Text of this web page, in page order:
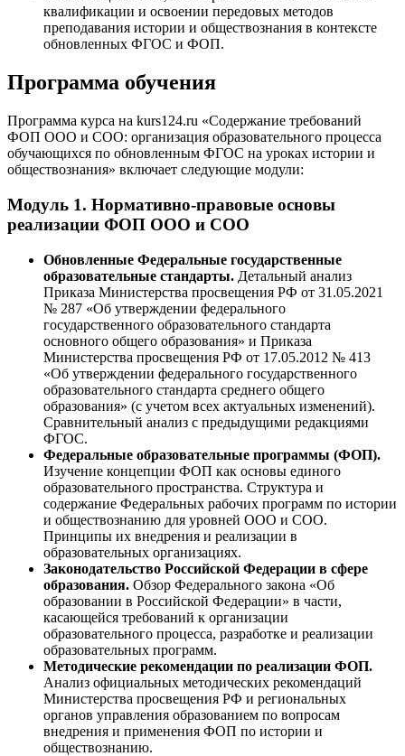
квалификации и освоении передовых методов
преподавания истории и обществознания в контексте
обновленных ФГОС и ФОП.
Программа обучения
Программа курса на kurs124.ru «Содержание требований
ФОП ООО и СОО: организация образовательного процесса
обучающихся по обновленным ФГОС на уроках истории и
обществознания» включает следующие модули:
Модуль 1. Нормативно-правовые основы
реализации ФОП ООО и СОО
Обновленные Федеральные государственные
образовательные стандарты. Детальный анализ
Приказа Министерства просвещения РФ от 31.05.2021
№ 287 «Об утверждении федерального
государственного образовательного стандарта
основного общего образования» и Приказа
Министерства просвещения РФ от 17.05.2012 № 413
«Об утверждении федерального государственного
образовательного стандарта среднего общего
образования» (с учетом всех актуальных изменений).
Сравнительный анализ с предыдущими редакциями
ФГОС.
Федеральные образовательные программы (ФОП).
Изучение концепции ФОП как основы единого
образовательного пространства. Структура и
содержание Федеральных рабочих программ по истории
и обществознанию для уровней ООО и СОО.
Принципы их внедрения и реализации в
образовательных организациях.
Законодательство Российской Федерации в сфере
образования. Обзор Федерального закона «Об
образовании в Российской Федерации» в части,
касающейся требований к организации
образовательного процесса, разработке и реализации
образовательных программ.
Методические рекомендации по реализации ФОП.
Анализ официальных методических рекомендаций
Министерства просвещения РФ и региональных
органов управления образованием по вопросам
внедрения и применения ФОП по истории и
обществознанию.